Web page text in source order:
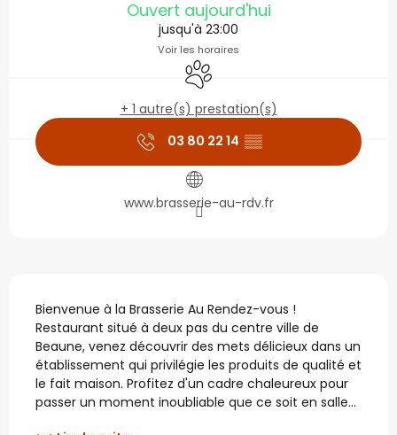
Ouvert aujourd'hui
jusqu'à 23:00
Voir les horaires
Animaux acceptés
+ 1 autre(s) prestation(s)
03 80 22 14 ▒▒
www.brasserie-au-rdv.fr
Description
Bienvenue à la Brasserie Au Rendez-vous !
Restaurant situé à deux pas du centre ville de
Beaune, venez découvrir des mets délicieux dans un
établissement qui privilégie les produits de qualité et
le fait maison. Profitez d'un cadre chaleureux pour
passer un moment inoubliable que ce soit en salle...